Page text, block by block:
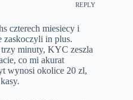
REPLY
czterech miesiecy i
zaskoczyli in plus.
minuty, KYC zeszla
co mi akurat
wynosi okolice 20 zl,